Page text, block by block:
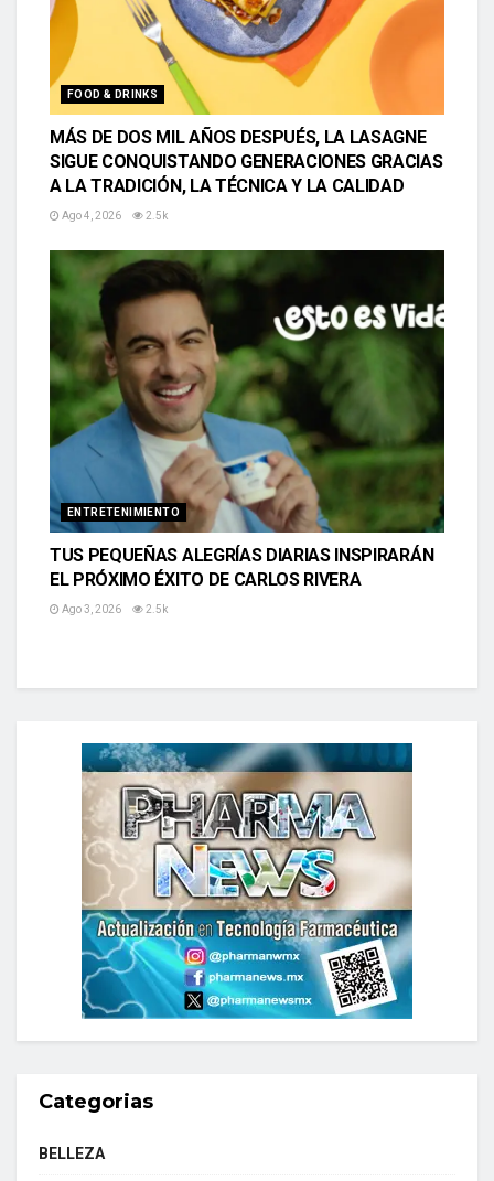
FOOD & DRINKS
MÁS DE DOS MIL AÑOS DESPUÉS, LA LASAGNE
SIGUE CONQUISTANDO GENERACIONES GRACIAS
A LA TRADICIÓN, LA TÉCNICA Y LA CALIDAD
Ago 4, 2026 2.5k
ENTRETENIMIENTO
TUS PEQUEÑAS ALEGRÍAS DIARIAS INSPIRARÁN
EL PRÓXIMO ÉXITO DE CARLOS RIVERA
Ago 3, 2026 2.5k
Categorias
BELLEZA